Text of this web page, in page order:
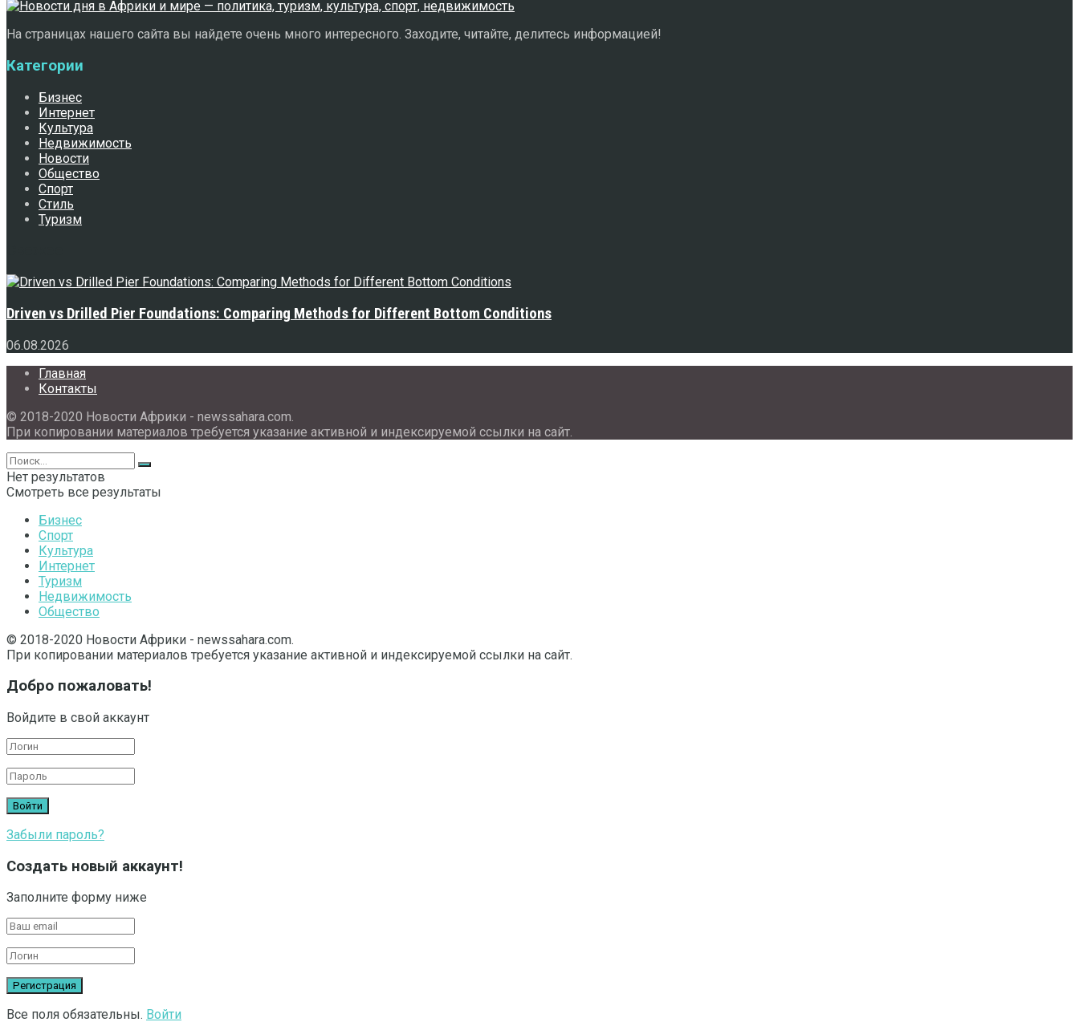
На страницах нашего сайта вы найдете очень много интересного. Заходите, читайте, делитесь информацией!
Категории
Бизнес
Интернет
Культура
Недвижимость
Новости
Общество
Спорт
Стиль
Туризм
Driven vs Drilled Pier Foundations: Comparing Methods for Different Bottom Conditions
06.08.2026
Главная
Контакты
© 2018-2020 Новости Африки - newssahara.com.
При копировании материалов требуется указание активной и индексируемой ссылки на сайт.
Нет результатов
Смотреть все результаты
Бизнес
Спорт
Культура
Интернет
Туризм
Недвижимость
Общество
© 2018-2020 Новости Африки - newssahara.com.
При копировании материалов требуется указание активной и индексируемой ссылки на сайт.
Добро пожаловать!
Войдите в свой аккаунт
Забыли пароль?
Создать новый аккаунт!
Заполните форму ниже
Все поля обязательны. Войти